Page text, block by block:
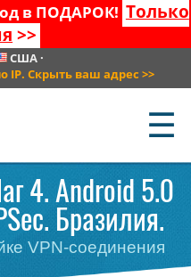
в ПОДАРОК! Только
>>
США·
IP. Скрыть ваш адрес >>
☰
4. Android 5.0
Бразилия.
VPN-соединения